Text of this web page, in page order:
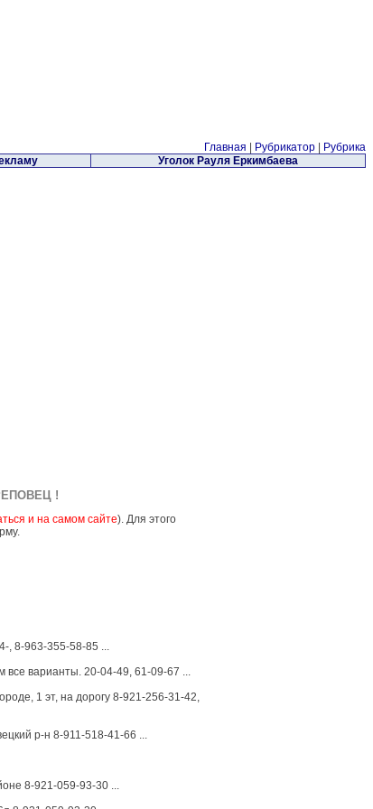
Главная Рубрикатор
Рубрика
Уголок Рауля Еркимбаева
!
и на самом сайте). Для этого
, 8-963-355-58-85 ...
варианты. 20-04-49, 61-09-67 ...
1 эт, на дорогу 8-921-256-31-42,
р-н 8-911-518-41-66 ...
8-921-059-93-30 ...